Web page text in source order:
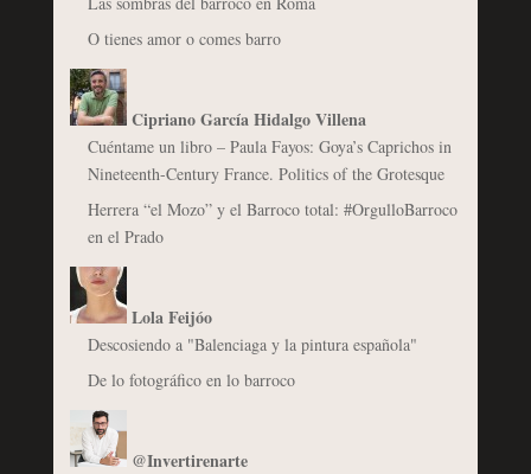
O tienes amor o comes barro
Cipriano García Hidalgo Villena
Cuéntame un libro – Paula Fayos: Goya’s Caprichos in
Nineteenth-Century France. Politics of the Grotesque
Herrera “el Mozo” y el Barroco total: #OrgulloBarroco
en el Prado
Lola Feijóo
Descosiendo a "Balenciaga y la pintura española"
De lo fotográfico en lo barroco
@Invertirenarte